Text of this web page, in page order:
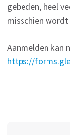
gebeden, heel
misschien
Aanmelden kan
https://